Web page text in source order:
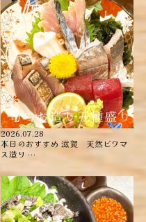
2026.07.28
本日のおすすめ ︎滋賀 天然ビワマ
ス造り …